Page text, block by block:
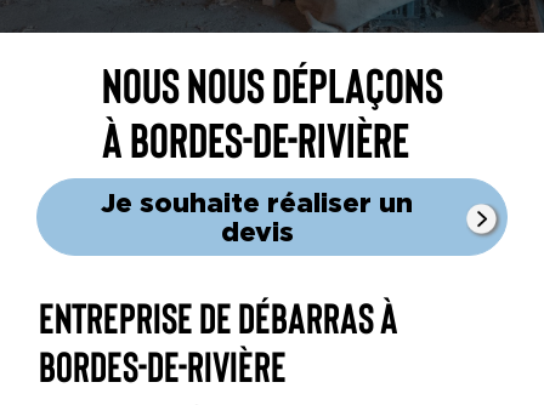
Nous nous déplaçons
à Bordes-de-Rivière
Je souhaite réaliser un
devis
Entreprise de débarras à
Bordes-de-Rivière